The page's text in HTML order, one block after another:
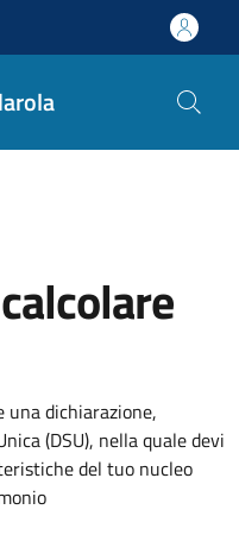
una dichiarazione,
(DSU), nella quale devi
del tuo nucleo